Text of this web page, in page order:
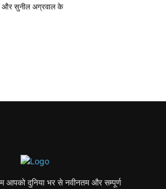
सुनील अग्रवाल के
आपको दुनिया भर से नवीनतम और सम्पूर्ण